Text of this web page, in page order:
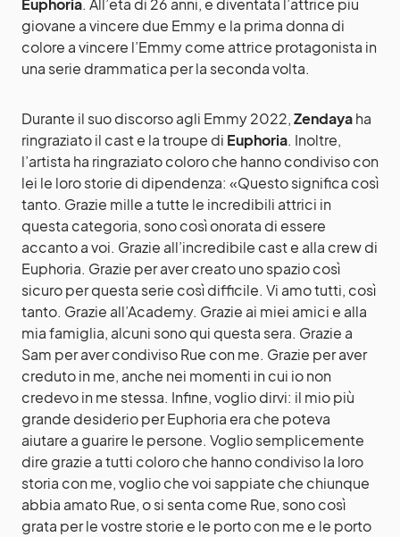
Euphoria. All’età di 26 anni, è diventata l’attrice più
giovane a vincere due Emmy e la prima donna di
colore a vincere l’Emmy come attrice protagonista in
una serie drammatica per la seconda volta.
Durante il suo discorso agli Emmy 2022,Zendayaha
ringraziato il cast e la troupe di Euphoria. Inoltre,
l’artista ha ringraziato coloro che hanno condiviso con
lei le loro storie di dipendenza: «Questo significa così
tanto. Grazie mille a tutte le incredibili attrici in
questa categoria, sono così onorata di essere
accanto a voi. Grazie all’incredibile cast e alla crew di
Euphoria. Grazie per aver creato uno spazio così
sicuro per questa serie così difficile. Vi amo tutti, così
tanto. Grazie all’Academy. Grazie ai miei amici e alla
mia famiglia, alcuni sono qui questa sera. Grazie a
Sam per aver condiviso Rue con me. Grazie per aver
creduto in me, anche nei momenti in cui io non
credevo in me stessa. Infine, voglio dirvi: il mio più
grande desiderio per Euphoria era che poteva
aiutare a guarire le persone. Voglio semplicemente
dire grazie a tutti coloro che hanno condiviso la loro
storia con me, voglio che voi sappiate che chiunque
abbia amato Rue, o si senta come Rue, sono così
grata per le vostre storie e le porto con me e le porto